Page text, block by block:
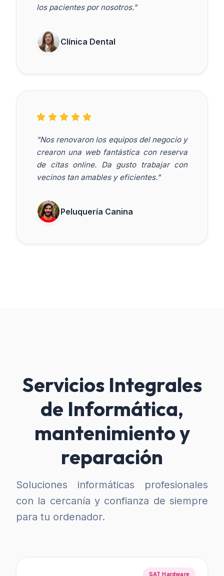
los pacientes por nosotros."
Clínica Dental
"Nos renovaron los equipos del negocio y
crearon una web fantástica con reserva
de citas online. Da gusto trabajar con
vecinos tan amables y eficientes."
Peluquería Canina
Servicios Integrales
de Informática,
mantenimiento y
reparación
Soluciones informáticas profesionales
con la cercanía y confianza de siempre
para tu ordenador.
SAT Hardware